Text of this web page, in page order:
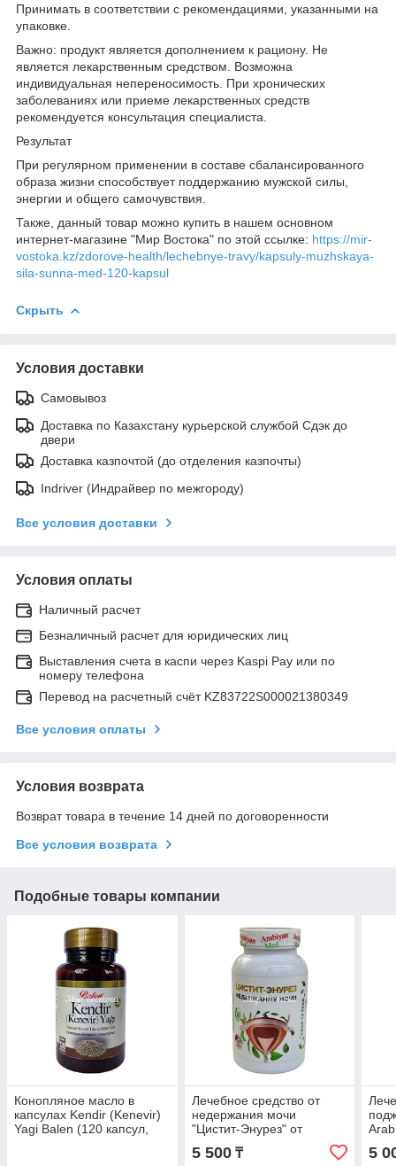
Принимать в соответствии с рекомендациями, указанными на
упаковке.
Важно: продукт является дополнением к рациону. Не
является лекарственным средством. Возможна
индивидуальная непереносимость. При хронических
заболеваниях или приеме лекарственных средств
рекомендуется консультация специалиста.
Результат
При регулярном применении в составе сбалансированного
образа жизни способствует поддержанию мужской силы,
энергии и общего самочувствия.
Также, данный товар можно купить в нашем основном
интернет-магазине "Мир Востока" по этой ссылке: https://mir-
vostoka.kz/zdorove-health/lechebnye-travy/kapsuly-muzhskaya-
sila-sunna-med-120-kapsul
Скрыть
Условия доставки
Самовывоз
Доставка по Казахстану курьерской службой Сдэк до
двери
Доставка казпочтой (до отделения казпочты)
Indriver (Индрайвер по межгороду)
Все условия доставки
Условия оплаты
Наличный расчет
Безналичный расчет для юридических лиц
Выставления счета в каспи через Kaspi Pay или по
номеру телефона
Перевод на расчетный счёт KZ83722S000021380349
Все условия оплаты
Условия возврата
Возврат товара в течение 14 дней по договоренности
Все условия возврата
Подобные товары компании
Конопляное масло в
капсулах Kendir (Kenevir)
Yagi Balen (120 капсул,
Лечебное средство от
недержания мочи
"Цистит-Энурез" от
Arabiyan-Med (150 капсул)
5 500₸ 5